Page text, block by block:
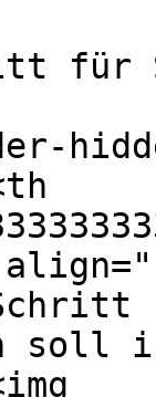
für
soll